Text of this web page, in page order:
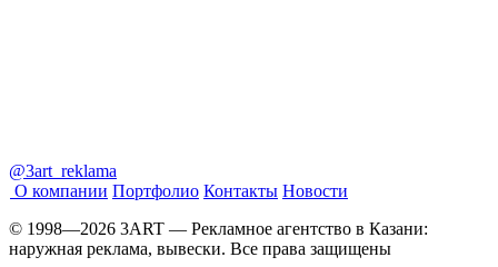
@3art_reklama
О компании Портфолио Контакты Новости
© 1998—2026 3ART — Рекламное агентство в Казани:
наружная реклама, вывески. Все права защищены